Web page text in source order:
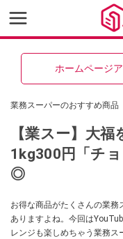
ホームページ
業務スーパーのおすすめ商品
【業スー】大
1kg300円「チ
◎
お得な商品がたくさんの業
ありますよね。今回は
レンジも楽しめちゃう業務ス